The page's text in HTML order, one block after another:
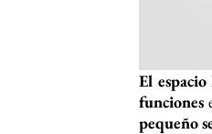
El
funciones
pequeño